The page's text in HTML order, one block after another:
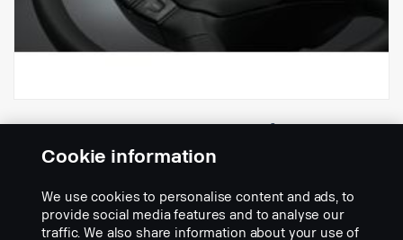
Part Description:
Cookie information
We use cookies to personalise content and ads, to
provide social media features and to analyse our
traffic. We also share information about your use of